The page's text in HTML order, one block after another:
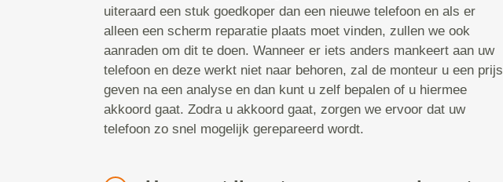
uiteraard een stuk goedkoper dan een nieuwe telefoon en als er
alleen een scherm reparatie plaats moet vinden, zullen we ook
aanraden om dit te doen. Wanneer er iets anders mankeert aan uw
telefoon en deze werkt niet naar behoren, zal de monteur u een prijs
geven na een analyse en dan kunt u zelf bepalen of u hiermee
akkoord gaat. Zodra u akkoord gaat, zorgen we ervoor dat uw
telefoon zo snel mogelijk gerepareerd wordt.